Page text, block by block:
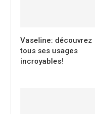
Vaseline: découvrez
tous ses usages
incroyables!